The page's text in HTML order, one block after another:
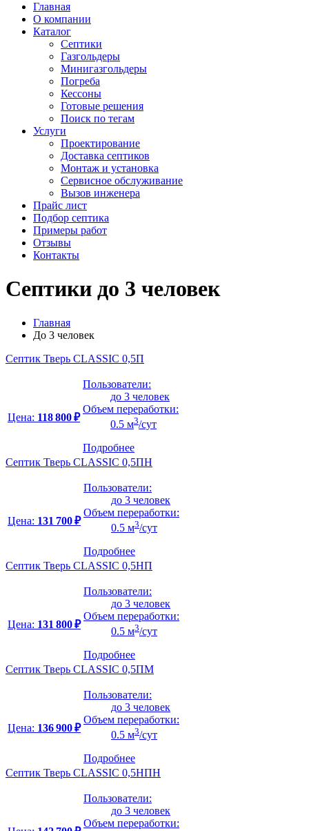
Главная
О компании
Каталог
Септики
Газгольдеры
Минигазгольдеры
Погреба
Кессоны
Готовые решения
Поиск по тегам
Услуги
Проектирование
Доставка септиков
Монтаж и установка
Сервисное обслуживание
Вызов инженера
Прайс лист
Подбор септика
Примеры работ
Отзывы
Контакты
Септики до 3 человек
Главная
До 3 человек
Септик Тверь CLASSIC 0,5П
Цена: 118 800 ₽
Пользователи:
до 3 человек
Объем переработки:
0.5 м3/сут
Подробнее
Септик Тверь CLASSIC 0,5ПН
Цена: 131 700 ₽
Пользователи:
до 3 человек
Объем переработки:
0.5 м3/сут
Подробнее
Септик Тверь CLASSIC 0,5НП
Цена: 131 800 ₽
Пользователи:
до 3 человек
Объем переработки:
0.5 м3/сут
Подробнее
Септик Тверь CLASSIC 0,5ПМ
Цена: 136 900 ₽
Пользователи:
до 3 человек
Объем переработки:
0.5 м3/сут
Подробнее
Септик Тверь CLASSIC 0,5НПН
Пользователи:
до 3 человек
Объем переработки: